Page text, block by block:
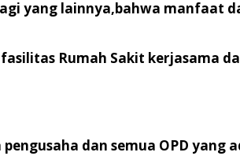
yang lainnya,bahwa manfaat
Rumah Sakit kerjasama
dan semua OPD